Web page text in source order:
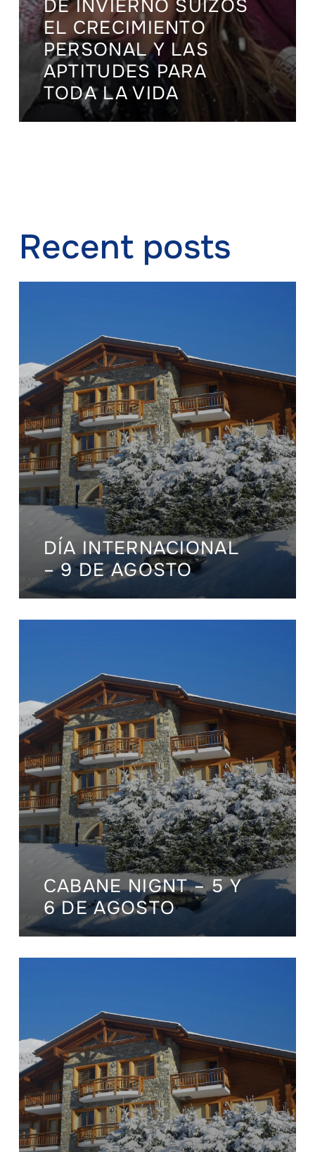
DE INVIERNO SUIZOS
EL CRECIMIENTO
PERSONAL Y LAS
APTITUDES PARA
TODA LA VIDA
Recent posts
DÍA INTERNACIONAL
– 9 DE AGOSTO
CABANE NIGNT – 5 Y
6 DE AGOSTO